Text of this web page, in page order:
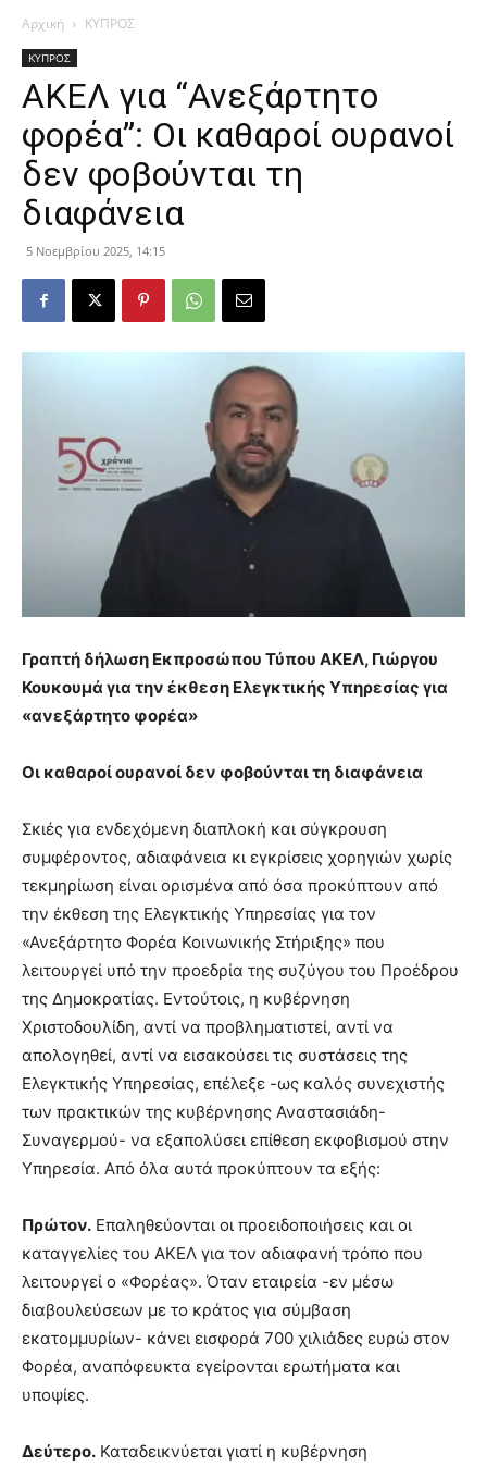
Αρχική ΚΥΠΡΟΣ
ΚΥΠΡΟΣ
ΑΚΕΛ για “Ανεξάρτητο
φορέα”: Οι καθαροί ουρανοί
δεν φοβούνται τη
διαφάνεια
5 Νοεμβρίου 2025, 14:15
Γραπτή δήλωση Εκπροσώπου Τύπου ΑΚΕΛ, Γιώργου
Κουκουμά για την έκθεση Ελεγκτικής Υπηρεσίας για
«ανεξάρτητο φορέα»
Οι καθαροί ουρανοί δεν φοβούνται τη διαφάνεια
Σκιές για ενδεχόμενη διαπλοκή και σύγκρουση
συμφέροντος, αδιαφάνεια κι εγκρίσεις χορηγιών χωρίς
τεκμηρίωση είναι ορισμένα από όσα προκύπτουν από
την έκθεση της Ελεγκτικής Υπηρεσίας για τον
«Ανεξάρτητο Φορέα Κοινωνικής Στήριξης» που
λειτουργεί υπό την προεδρία της συζύγου του Προέδρου
της Δημοκρατίας. Εντούτοις, η κυβέρνηση
Χριστοδουλίδη, αντί να προβληματιστεί, αντί να
απολογηθεί, αντί να εισακούσει τις συστάσεις της
Ελεγκτικής Υπηρεσίας, επέλεξε -ως καλός συνεχιστής
των πρακτικών της κυβέρνησης Αναστασιάδη-
Συναγερμού- να εξαπολύσει επίθεση εκφοβισμού στην
Υπηρεσία. Από όλα αυτά προκύπτουν τα εξής:
Πρώτον. Επαληθεύονται οι προειδοποιήσεις και οι
καταγγελίες του ΑΚΕΛ για τον αδιαφανή τρόπο που
λειτουργεί ο «Φορέας». Όταν εταιρεία -εν μέσω
διαβουλεύσεων με το κράτος για σύμβαση
εκατομμυρίων- κάνει εισφορά 700 χιλιάδες ευρώ στον
Φορέα, αναπόφευκτα εγείρονται ερωτήματα και
υποψίες.
Δεύτερο. Καταδεικνύεται γιατί η κυβέρνηση